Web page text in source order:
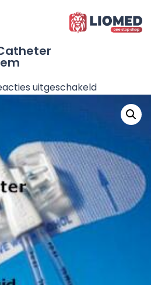
uitgeschakeldvoor
Statlock
Catheter